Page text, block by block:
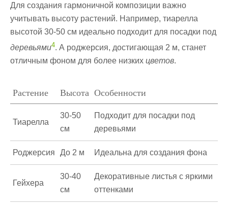
Для создания гармоничной композиции важно
учитывать высоту растений. Например, тиарелла
высотой 30-50 см идеально подходит для посадки под
деревьями4. А роджерсия, достигающая 2 м, станет
отличным фоном для более низких цветов.
Растение Высота Особенности
Тиарелла
30-50
см
Подходит для посадки под
деревьями
Роджерсия До 2 м Идеальна для создания фона
Гейхера
30-40
см
Декоративные листья с яркими
оттенками